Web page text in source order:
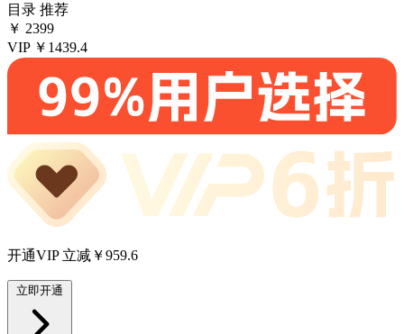
目录 推荐
￥ 2399
VIP ￥1439.4
开通VIP 立减￥959.6
立即开通